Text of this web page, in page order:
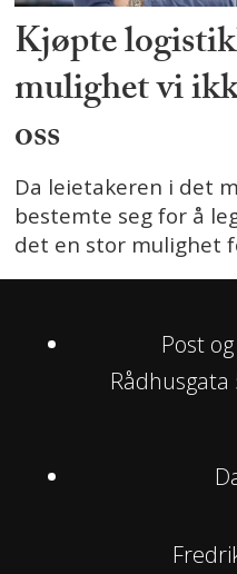
Kjøpte
mulighet vi
oss
Da leietakeren i det
bestemte seg for å
det en stor mulighet
Post
Rådhusgata